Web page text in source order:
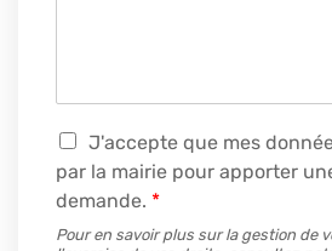
R
G
P
D
*
J'accepte que mes
par la mairie pour apporter
demande. *
Pour en savoir plus sur la gestion de